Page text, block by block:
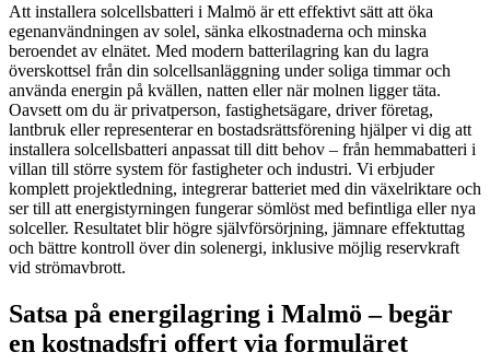
Att installera solcellsbatteri i Malmö är ett effektivt sätt att öka
egenanvändningen av solel, sänka elkostnaderna och minska
beroendet av elnätet. Med modern batterilagring kan du lagra
överskottsel från din solcellsanläggning under soliga timmar och
använda energin på kvällen, natten eller när molnen ligger täta.
Oavsett om du är privatperson, fastighetsägare, driver företag,
lantbruk eller representerar en bostadsrättsförening hjälper vi dig att
installera solcellsbatteri anpassat till ditt behov – från hemmabatteri i
villan till större system för fastigheter och industri. Vi erbjuder
komplett projektledning, integrerar batteriet med din växelriktare och
ser till att energistyrningen fungerar sömlöst med befintliga eller nya
solceller. Resultatet blir högre självförsörjning, jämnare effektuttag
och bättre kontroll över din solenergi, inklusive möjlig reservkraft
vid strömavbrott.
Satsa på energilagring i Malmö – begär
en kostnadsfri offert via formuläret